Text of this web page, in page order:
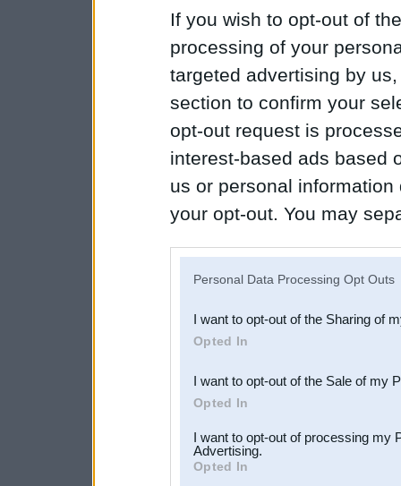
If you wish to opt-out of
processing of your
targeted advertising by
section to confirm your
opt-out request is
interest-based ads based
us or personal
your opt-out. You may
Downstream Participants
third parties.
Personal Data Processing Opt Outs
I want to opt-out of the Sharing of
Opted In
I want to opt-out of the Sale of my
Opted In
I want to opt-out of processing my
Advertising.
Opted In